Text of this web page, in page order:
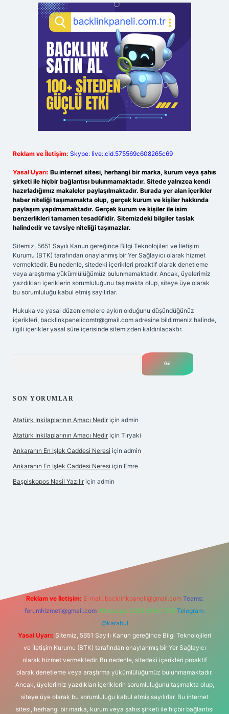
Reklam ve İletişim: Skype: live:.cid.575569c608265c69
Yasal Uyarı: Bu internet sitesi, herhangi bir marka, kurum veya şahıs
şirketi ile hiçbir bağlantısı bulunmamaktadır. Sitede yalnızca kendi
hazırladığımız makaleler paylaşılmaktadır. Burada yer alan içerikler
haber niteliği taşımamakta olup, gerçek kurum ve kişiler hakkında
paylaşım yapılmamaktadır. Gerçek kurum ve kişiler ile isim
benzerlikleri tamamen tesadüfidir. Sitemizdeki bilgiler taslak
halindedir ve tavsiye niteliği taşımazlar.
Sitemiz, 5651 Sayılı Kanun gereğince Bilgi Teknolojileri ve İletişim
Kurumu (BTK) tarafından onaylanmış bir Yer Sağlayıcı olarak hizmet
vermektedir. Bu nedenle, sitedeki içerikleri proaktif olarak denetleme
veya araştırma yükümlülüğümüz bulunmamaktadır. Ancak, üyelerimiz
yazdıkları içeriklerin sorumluluğunu taşımakta olup, siteye üye olarak
bu sorumluluğu kabul etmiş sayılırlar.
Hukuka ve yasal düzenlemelere aykırı olduğunu düşündüğünüz
içerikleri, backlinkpanelicomtr@gmail.com adresine bildirmeniz halinde,
ilgili içerikler yasal süre içerisinde sitemizden kaldırılacaktır.
SON YORUMLAR
Atatürk Inkilaplarının Amacı Nedir için admin
Atatürk Inkilaplarının Amacı Nedir için Tiryaki
Ankaranın En Işlek Caddesi Neresi için admin
Ankaranın En Işlek Caddesi Neresi için Emre
Başpiskopos Nasil Yazılır için admin
Reklam ve İletişim: E-mail: backlinkpaneli@gmail.com Teams:
forumhizmeti@gmail.com Whatsapp: 0262 606 0 726 Telegram:
@karabul
Yasal Uyarı: Sitemiz, 5651 Sayılı Kanun gereğince Bilgi Teknolojileri
ve İletişim Kurumu (BTK) tarafından onaylanmış bir Yer Sağlayıcı
olarak hizmet vermektedir. Bu nedenle, sitedeki içerikleri proaktif
olarak denetleme veya araştırma yükümlülüğümüz bulunmamaktadır.
Ancak, üyelerimiz yazdıkları içeriklerin sorumluluğunu taşımakta olup,
siteye üye olarak bu sorumluluğu kabul etmiş sayılırlar. Bu internet
sitesi, herhangi bir marka, kurum veya şahıs şirketi ile hiçbir bağlantısı